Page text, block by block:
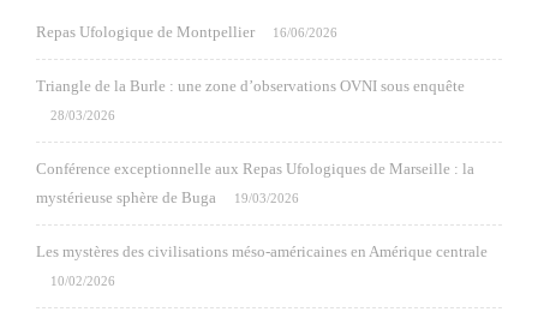
Repas Ufologique de Montpellier 16/06/2026
Triangle de la Burle : une zone d’observations OVNI sous enquête
28/03/2026
Conférence exceptionnelle aux Repas Ufologiques de Marseille : la
mystérieuse sphère de Buga
19/03/2026
Les mystères des civilisations méso-américaines en Amérique centrale
10/02/2026